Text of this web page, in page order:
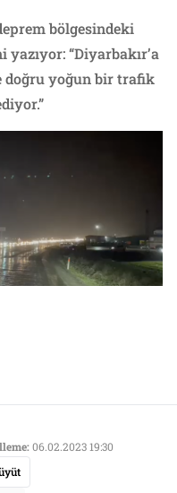
bölgesindeki
“Diyarbakır’a
yoğun bir trafik
06.02.2023 19:30